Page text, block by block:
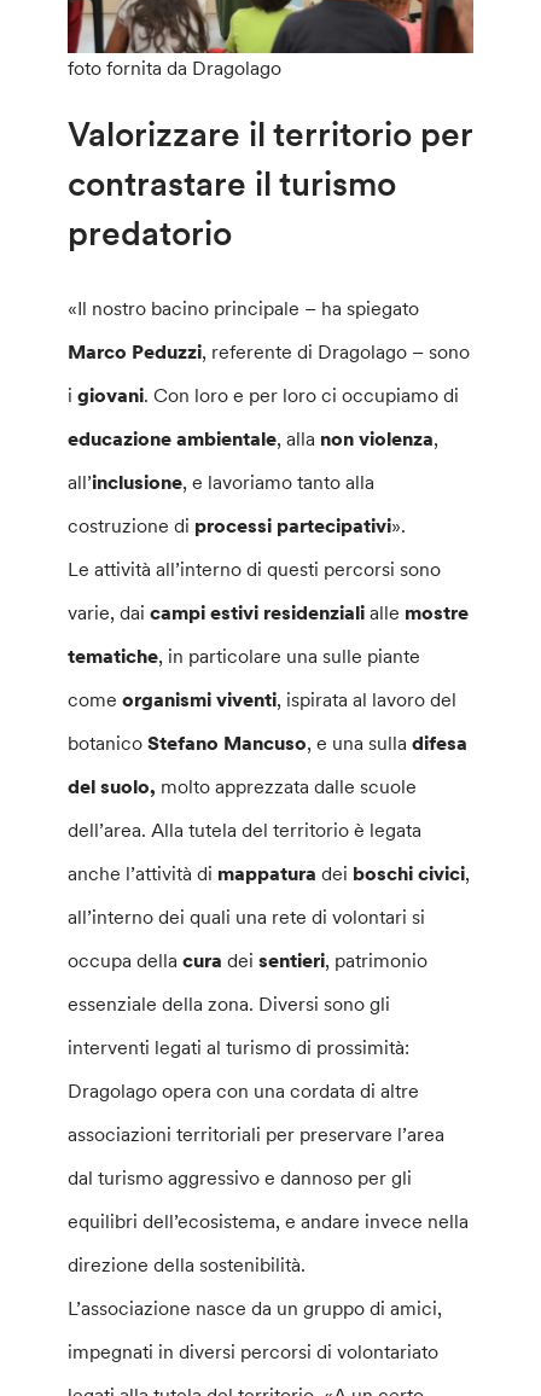
foto fornita da Dragolago
Valorizzare il territorio per
contrastare il turismo
predatorio
«Il nostro bacino principale – ha spiegato
Marco Peduzzi, referente di Dragolago – sono
igiovani. Con loro e per loro ci occupiamo di
educazione ambientale, alla non violenza,
all’inclusione, e lavoriamo tanto alla
costruzione di processi partecipativi».
Le attività all’interno di questi percorsi sono
varie, daicampi estivi residenziali alle mostre
tematiche, in particolare una sulle piante
comeorganismi viventi, ispirata al lavoro del
botanicoStefano Mancuso, e una sulladifesa
del suolo, molto apprezzata dalle scuole
dell’area. Alla tutela del territorio è legata
anche l’attività di mappatura dei boschi civici,
all’interno dei quali una rete di volontari si
occupa dellacura deisentieri, patrimonio
essenziale della zona. Diversi sono gli
interventi legati al turismo di prossimità:
Dragolago opera con una cordata di altre
associazioni territoriali per preservare l’area
dal turismo aggressivo e dannoso per gli
equilibri dell’ecosistema, e andare invece nella
direzione della sostenibilità.
L’associazione nasce da un gruppo di amici,
impegnati in diversi percorsi di volontariato